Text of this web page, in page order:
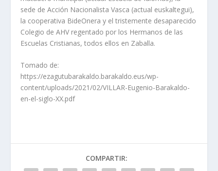
sede de Acción Nacionalista Vasca (actual euskaltegui),
la cooperativa BideOnera y el tristemente desaparecido
Colegio de AHV regentado por los Hermanos de las
Escuelas Cristianas, todos ellos en Zaballa.
Tomado de:
https://ezagutubarakaldo.barakaldo.eus/wp-
content/uploads/2021/02/VILLAR-Eugenio-Barakaldo-
en-el-siglo-XX.pdf
COMPARTIR: